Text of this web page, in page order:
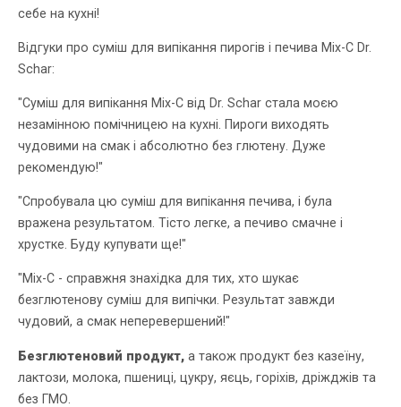
себе на кухні!
Відгуки про суміш для випікання пирогів і печива Mix-С Dr.
Schar:
"Суміш для випікання Mix-C від Dr. Schar стала моєю
незамінною помічницею на кухні. Пироги виходять
чудовими на смак і абсолютно без глютену. Дуже
рекомендую!"
"Спробувала цю суміш для випікання печива, і була
вражена результатом. Тісто легке, а печиво смачне і
хрустке. Буду купувати ще!"
"Mix-С - справжня знахідка для тих, хто шукає
безглютенову суміш для випічки. Результат завжди
чудовий, а смак неперевершений!"
Безглютеновий продукт, а також продукт без казеїну,
лактози, молока, пшениці, цукру, яєць, горіхів, дріжджів та
без ГМО.